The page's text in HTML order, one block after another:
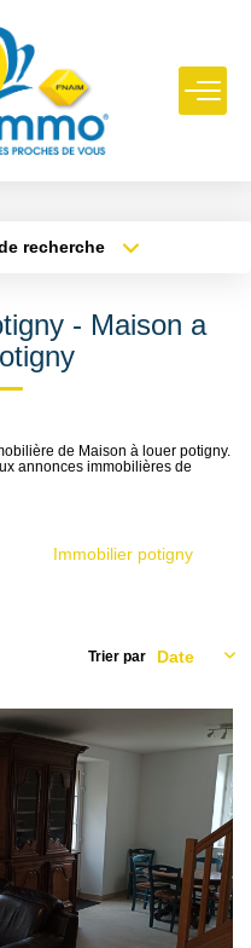
recherche
Surface min
- Maison a
de Maison à louer potigny.
annonces immobilières de
Immobilier potigny
Trier par